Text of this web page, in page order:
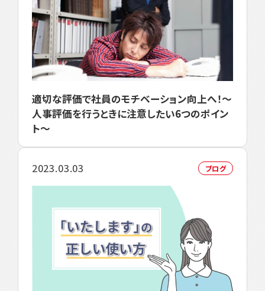
適切な評価で社員のモチベーション向上へ！～
人事評価を行うときに注意したい6つのポイン
ト～
2023.03.03 ブログ